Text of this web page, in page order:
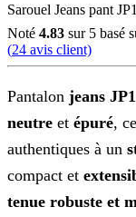
Sarouel Jeans pant
Noté 4.83 sur 5 basé
(24 avis client)
Pantalon jeans
neutre et épuré,
authentiques à un
compact et
tenue robuste et